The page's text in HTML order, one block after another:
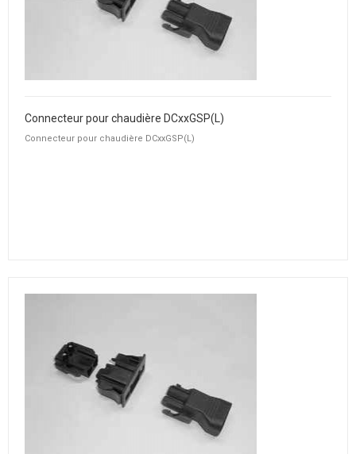
Connecteur pour chaudière DCxxGSP(L)
Connecteur pour chaudière DCxxGSP(L)